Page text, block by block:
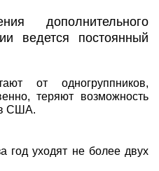
дополнительного
ведется постоянный
от одногруппников,
теряют возможность
в США.
год уходят не более двух